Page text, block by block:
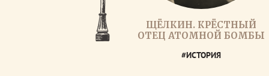
ЩЁЛКИН. КРЁСТНЫЙ
ОТЕЦ АТОМНОЙ БОМБЫ
#ИСТОРИЯ